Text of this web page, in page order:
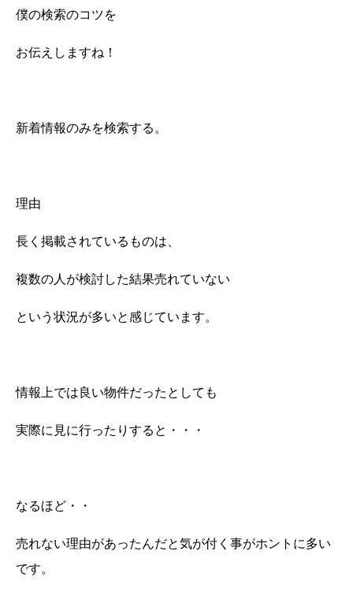
僕の検索のコツを
お伝えしますね！
新着情報のみを検索する。
理由
長く掲載されているものは、
複数の人が検討した結果売れていない
という状況が多いと感じています。
情報上では良い物件だったとしても
実際に見に行ったりすると・・・
なるほど・・
売れない理由があったんだと気が付く事がホントに多い
です。